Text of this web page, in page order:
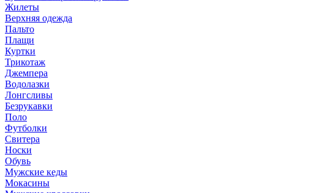
Жилеты
Верхняя одежда
Пальто
Плащи
Куртки
Трикотаж
Джемпера
Водолазки
Лонгсливы
Безрукавки
Поло
Футболки
Свитера
Носки
Обувь
Мужские кеды
Мокасины